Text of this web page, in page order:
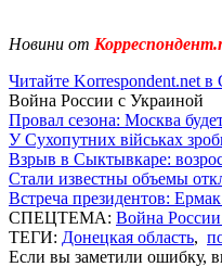
Новини от
Читайте Korrespondent.net в
Война России с Украиной
Провал сезона: Москва
У Сухопутних військах
Взрыв в Сыктывкаре:
Стали известны объемы
Встреча президентов:
СПЕЦТЕМА: Война
ТЕГИ: Донецкая область,
Если вы заметили ошибку,